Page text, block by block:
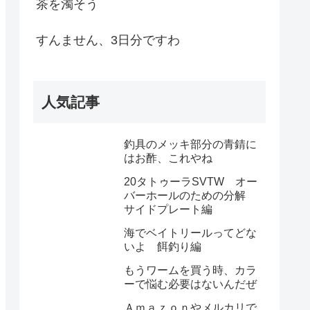
茶を濁そう
すんません、3日分ですわ
人気記事
釣具のメッキ部分の青錆に
はお酢、これやね
20タトゥーラSVTW オー
バーホールのための分解
サイドプレート編
海でベイトリールってどな
いよ 餌釣り編
もうワームを買う時、カラ
ーで悩む必要はないんだぜ
Ａｍａｚｏｎやメルカリで